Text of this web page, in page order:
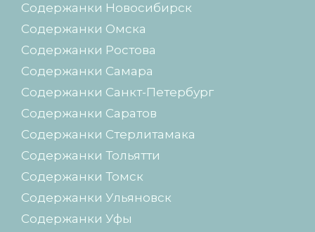
Содержанки Новосибирск
Содержанки Омска
Содержанки Ростова
Содержанки Самара
Содержанки Санкт-Петербург
Содержанки Саратов
Содержанки Стерлитамака
Содержанки Тольятти
Содержанки Томск
Содержанки Ульяновск
Содержанки Уфы